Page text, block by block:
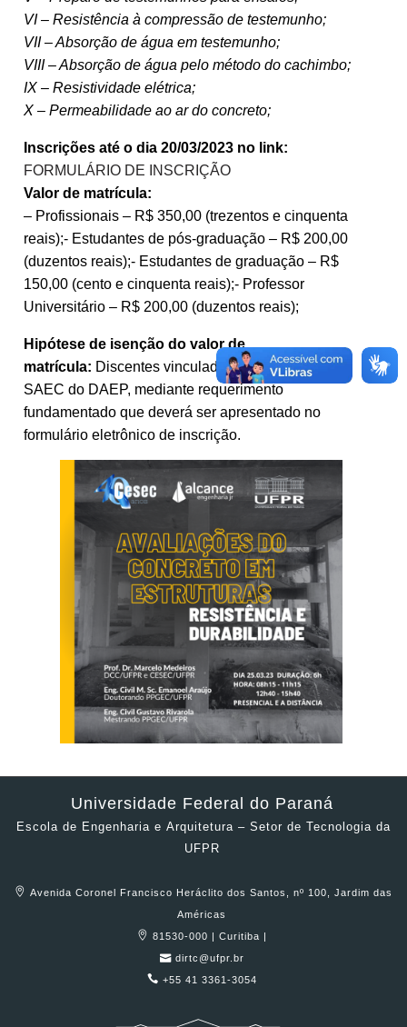
VI – Resistência à compressão de testemunho;
VII – Absorção de água em testemunho;
VIII – Absorção de água pelo método do cachimbo;
IX – Resistividade elétrica;
X – Permeabilidade ao ar do concreto;
Inscrições até o dia 20/03/2023 no link:
FORMULÁRIO DE INSCRIÇÃO
Valor de matrícula:
– Profissionais – R$ 350,00 (trezentos e cinquenta
reais);- Estudantes de pós-graduação – R$ 200,00
(duzentos reais);- Estudantes de graduação – R$
150,00 (cento e cinquenta reais);- Professor
Universitário – R$ 200,00 (duzentos reais);
Hipótese de isenção do valor de
matrícula: Discentes vinculados a projetos como
SAEC do DAEP, mediante requerimento
fundamentado que deverá ser apresentado no
formulário eletrônico de inscrição.
Universidade Federal do Paraná
Escola de Engenharia e Arquitetura – Setor de Tecnologia da
UFPR
Avenida Coronel Francisco Heráclito dos Santos, nº 100, Jardim das
Américas
81530-000 | Curitiba |
dirtc@ufpr.br
+55 41 3361-3054